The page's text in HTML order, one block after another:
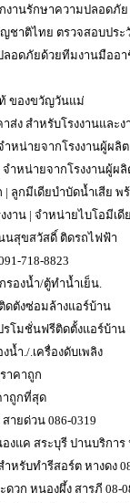
งานรักษาความปลอดภัย
าติไทย ตรวจสอบประ
ลอดภัยด้วยทีมงานมืออ
ท้ ของขวัญวันแม่
ส่ง สำหรับโรงงานและ
ำหน่ายจากโรงงานผู้ผลิต
จำหน่ายจากโรงงานผู้ผลิ
| ลูกมีเดียบำบัดน้ำเสีย พร้
งาน | จำหน่ายไบโอมีเดี
สุขสวัสดิ์ ติดรถไฟฟ้า
718-8823
รองน้ำ/ตู้ทำน้ำเย็น.
ดตังซ่อมล้างแอร์บ้าน
รโมชั่นฟรีติดตั้งแอร์บ้าน
น้ำ./.เครื่องดับเพลิง
าคาถูก
าถูกที่สุด
ายด่วน 086-0319
แค สระบุรี ปานบริการ
หรับทำรีสอร์ต หางดง
วก หนองผึ้ง สารภี 08-